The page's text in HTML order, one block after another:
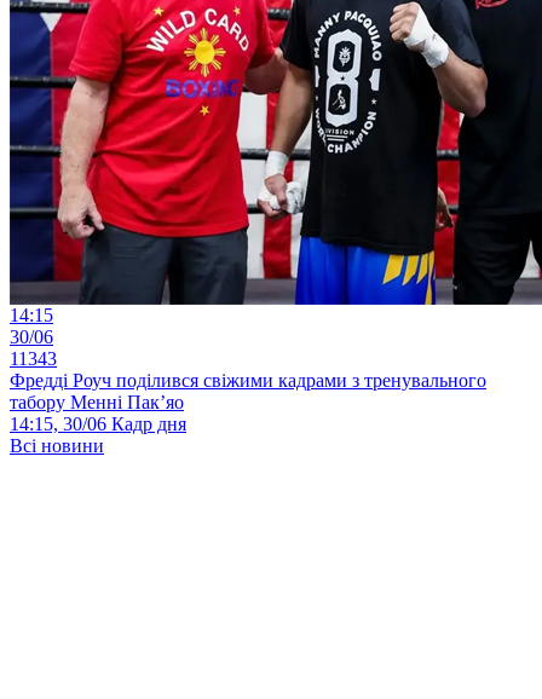
14:15
30/06
11343
Фредді Роуч поділився свіжими кадрами з тренувального
табору Менні Пак’яо
14:15, 30/06 Кадр дня
Всі новини